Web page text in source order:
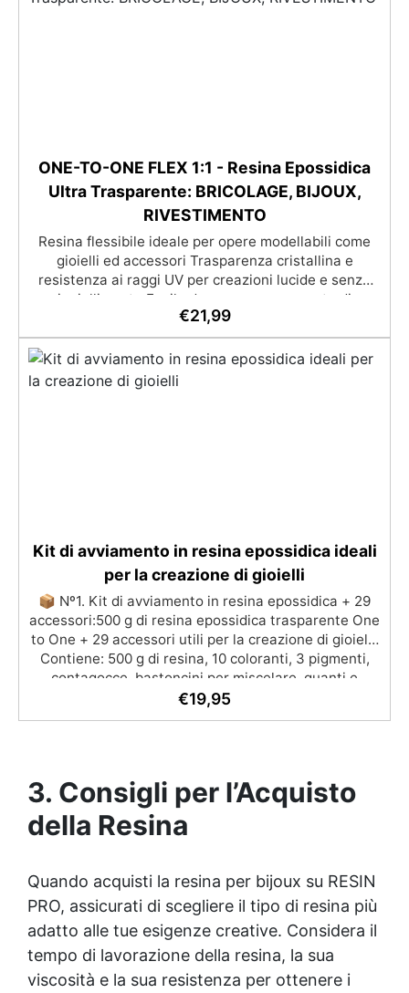
ONE-TO-ONE FLEX 1:1 - Resina Epossidica
Ultra Trasparente: BRICOLAGE, BIJOUX,
RIVESTIMENTO
Resina flessibile ideale per opere modellabili come
gioielli ed accessori Trasparenza cristallina e
resistenza ai raggi UV per creazioni lucide e senza
ingiallimento Facile da usare con rapporto di
miscelazione 1:1 e lunga lavorabilità per dettagli
precisi Compatibile con coloranti in pasta o polvere
per personalizzazioni infinite Sicura e certificata,
BPA Free, priva di solventi e inodore, prodotta al
€21,99
Kit di avviamento in resina epossidica ideali
per la creazione di gioielli
📦 Nº1. Kit di avviamento in resina epossidica + 29
accessori:500 g di resina epossidica trasparente One
to One + 29 accessori utili per la creazione di gioielli.
Contiene: 500 g di resina, 10 coloranti, 3 pigmenti,
contagocce, bastoncini per miscelare, guanti e
bicchieri. 📦 Nº2. Kit di avviamento in resina
lettere, portachiavi, punte per minitrapano, oltre 100
€19,95
3. Consigli per l’Acquisto
della Resina
Quando acquisti la resina per bijoux su RESIN
PRO, assicurati di scegliere il tipo di resina più
adatto alle tue esigenze creative. Considera il
tempo di lavorazione della resina, la sua
viscosità e la sua resistenza per ottenere i